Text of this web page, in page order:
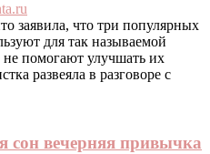
заявила, что три популярных
для так называемой
не помогают улучшать их
развеяла в разговоре с
вечерняя привычка